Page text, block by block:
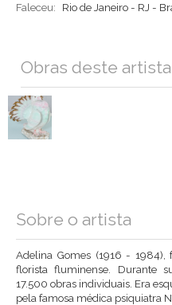
Faleceu:
Rio de Janeiro - RJ -
Obras deste artista
Sobre o artista
Adelina Gomes (1916 - 1984),
florista fluminense. Durante
17.500 obras individuais. Era
pela famosa médica psiquiatra